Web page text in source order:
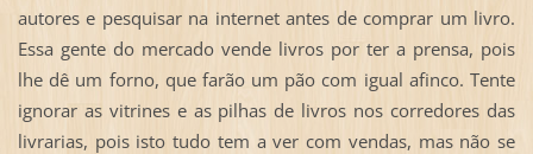
autores e pesquisar na internet antes de comprar um livro.
Essa gente do mercado vende livros por ter a prensa, pois
lhe dê um forno, que farão um pão com igual afinco. Tente
ignorar as vitrines e as pilhas de livros nos corredores das
livrarias, pois isto tudo tem a ver com vendas, mas não se